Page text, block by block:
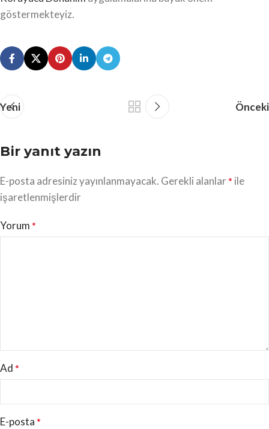
göstermekteyiz.
Yeni Önceki
Bir yanıt yazın
E-posta adresiniz yayınlanmayacak. Gerekli alanlar* ile
işaretlenmişlerdir
Yorum *
Ad *
E-posta *